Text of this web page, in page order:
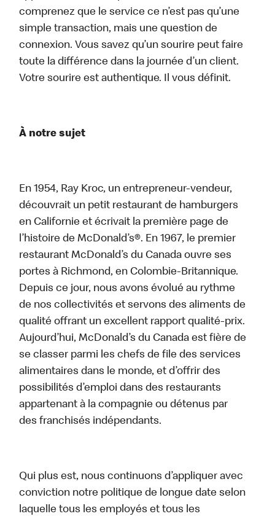
comprenez que le service ce n’est pas qu’une
simple transaction, mais une question de
connexion. Vous savez qu’un sourire peut faire
toute la différence dans la journée d’un client.
Votre sourire est authentique. Il vous définit.
À notre sujet
En 1954, Ray Kroc, un entrepreneur-vendeur,
découvrait un petit restaurant de hamburgers
en Californie et écrivait la première page de
l’histoire de McDonald’s®. En 1967, le premier
restaurant McDonald’s du Canada ouvre ses
portes à Richmond, en Colombie-Britannique.
Depuis ce jour, nous avons évolué au rythme
de nos collectivités et servons des aliments de
qualité offrant un excellent rapport qualité-prix.
Aujourd’hui, McDonald’s du Canada est fière de
se classer parmi les chefs de file des services
alimentaires dans le monde, et d’offrir des
possibilités d’emploi dans des restaurants
appartenant à la compagnie ou détenus par
des franchisés indépendants.
Qui plus est, nous continuons d’appliquer avec
conviction notre politique de longue date selon
laquelle tous les employés et tous les